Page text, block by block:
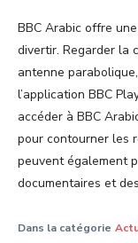
BBC Arabic offre
divertir. Regarder la
antenne
l’application BBC
accéder à BBC
pour contourner les
peuvent également
documentaires et
Dans la catégorie